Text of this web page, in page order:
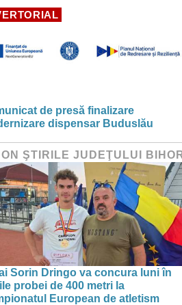
de presă finalizare
dispensar Buduslău
ŞTIRILE JUDEŢULUI
Sorin Dringo va concura luni în
probei de 400 metri la
European de atletism